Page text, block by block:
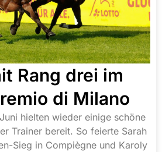
Rang drei im
di Milano
hielten wieder einige schöne
Trainer bereit. So feierte Sarah
Sieg in Compiègne und Karoly